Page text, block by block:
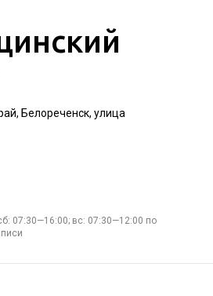
Белореченск, улица
07:30—16:00; вс: 07:30—12:00 по